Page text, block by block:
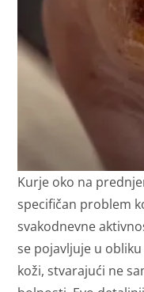
Kurje oko na
specifičan problem
svakodnevne
se pojavljuje u
koži, stvarajući ne